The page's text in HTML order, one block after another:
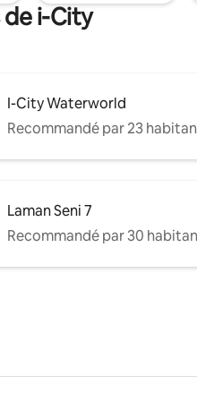
de i-City
I-City Waterworld
Recommandé par 23
Laman Seni 7
Recommandé par 30